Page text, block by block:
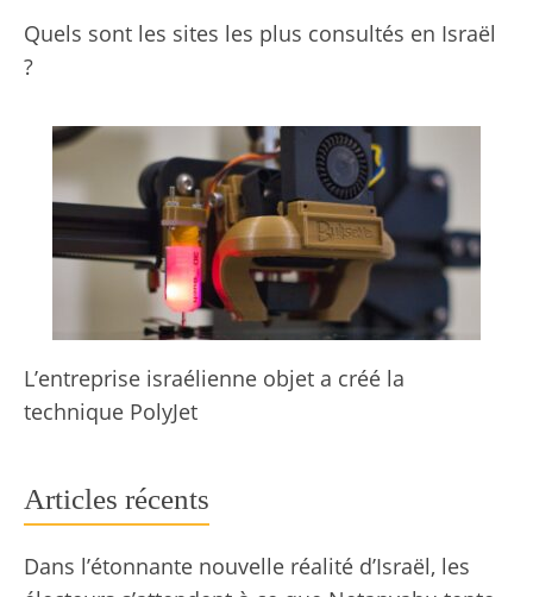
Quels sont les sites les plus consultés en Israël
?
L’entreprise israélienne objet a créé la
technique PolyJet
Articles récents
Dans l’étonnante nouvelle réalité d’Israël, les